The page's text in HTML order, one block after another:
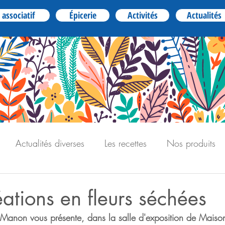
associatif Épicerie Activités Actualités
Actualités diverses Les recettes Nos produits
en fleurs séchées
vous présente, dans la salle d'exposition de